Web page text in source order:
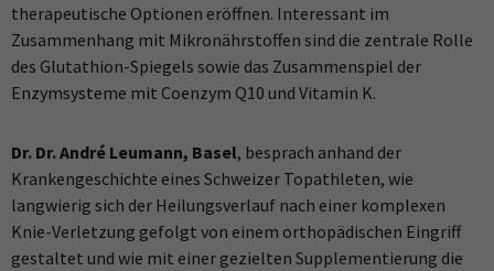
therapeutische Optionen eröffnen. Interessant im
Zusammenhang mit Mikronährstoffen sind die zentrale Rolle
des Glutathion-Spiegels sowie das Zusammenspiel der
Enzymsysteme mit Coenzym Q10 und Vitamin K.
Dr. Dr. André Leumann, Basel, besprach anhand der
Krankengeschichte eines Schweizer Topathleten, wie
langwierig sich der Heilungsverlauf nach einer komplexen
Knie-Verletzung gefolgt von einem orthopädischen Eingriff
gestaltet und wie mit einer gezielten Supplementierung die